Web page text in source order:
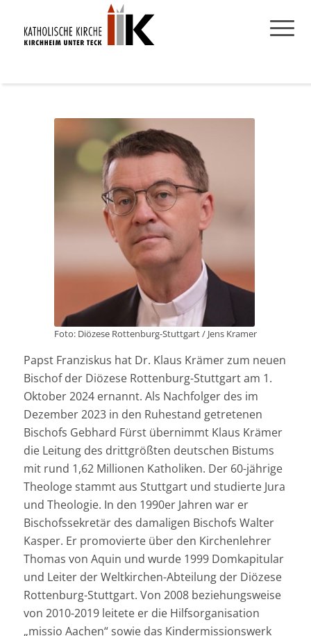
Foto: Diözese Rottenburg-Stuttgart / Jens Kramer
Papst Franziskus hat Dr. Klaus Krämer zum neuen
Bischof der Diözese Rottenburg-Stuttgart am 1.
Oktober 2024 ernannt. Als Nachfolger des im
Dezember 2023 in den Ruhestand getretenen
Bischofs Gebhard Fürst übernimmt Klaus Krämer
die Leitung des drittgrößten deutschen Bistums
mit rund 1,62 Millionen Katholiken. Der 60-jährige
Theologe stammt aus Stuttgart und studierte Jura
und Theologie. In den 1990er Jahren war er
Bischofssekretär des damaligen Bischofs Walter
Kasper. Er promovierte über den Kirchenlehrer
Thomas von Aquin und wurde 1999 Domkapitular
und Leiter der Weltkirchen-Abteilung der Diözese
Rottenburg-Stuttgart. Von 2008 beziehungsweise
von 2010-2019 leitete er die Hilfsorganisation
„missio Aachen“ sowie das Kindermissionswerk